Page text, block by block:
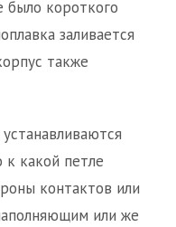
было короткого
заливается
также
к какой петле
контактов или
или же